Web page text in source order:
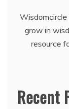
Wisdomcircle
grow in
resource
Recent